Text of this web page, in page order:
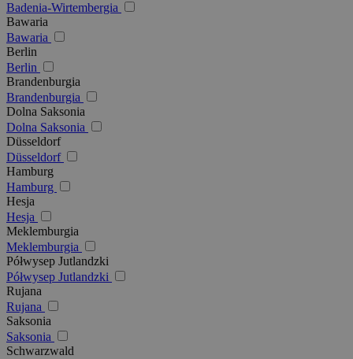
Badenia-Wirtembergia
Bawaria
Bawaria
Berlin
Berlin
Brandenburgia
Brandenburgia
Dolna Saksonia
Dolna Saksonia
Düsseldorf
Düsseldorf
Hamburg
Hamburg
Hesja
Hesja
Meklemburgia
Meklemburgia
Półwysep Jutlandzki
Półwysep Jutlandzki
Rujana
Rujana
Saksonia
Saksonia
Schwarzwald